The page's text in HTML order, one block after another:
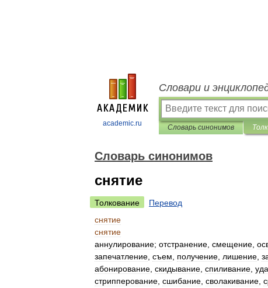
academic.ru
Словари и
Словарь синонимов
Словарь синонимов
снятие
Толкование
Перевод
снятие
снятие
аннулирование; отстранение смещение
запечатление съем получение лишение
абонирование скидывание спиливание
стрипперование сшибание сволакивание